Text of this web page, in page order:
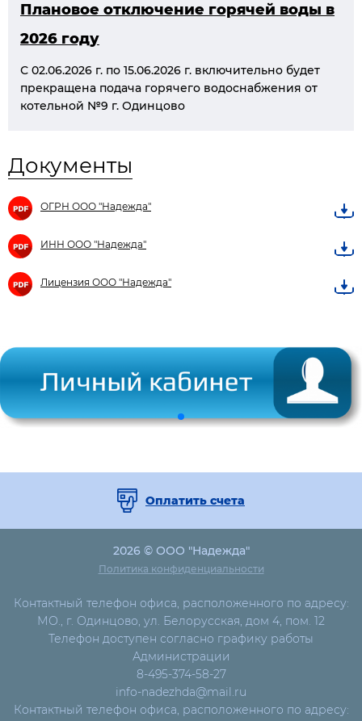
Плановое отключение горячей воды в
2026 году
С 02.06.2026 г. по 15.06.2026 г. включительно будет
прекращена подача горячего водоснабжения от
котельной №9 г. Одинцово
Документы
ОГРН ООО "Надежда"
ИНН ООО "Надежда"
Лицензия ООО "Надежда"
Оплатить счета
2026 © ООО "Надежда"
Политика конфиденциальности
Контактный телефон офиса, расположенного по адресу:
МО., г. Одинцово, ул. Белорусская, дом 4, пом. 12
Телефон доступен согласно графику работы
Администрации
8-495-374-58-27
info-nadezhda@mail.ru
Контактный телефон офиса, расположенного по адресу: